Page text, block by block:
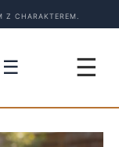
CHARAKTEREM.
☰ ☰